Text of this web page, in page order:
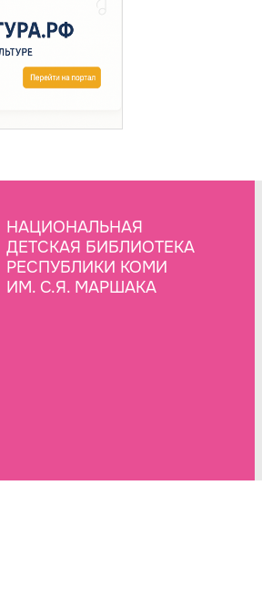
НАЦИОНАЛЬНАЯ
ДЕТСКАЯ БИБЛИОТЕКА
РЕСПУБЛИКИ КОМИ
ИМ. С.Я. МАРШАКА